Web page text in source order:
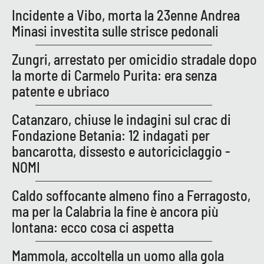
EDIZIONI
LOCALI
Catanzaro
Vibo Valentia
Reggio Calabria
Cosenza
Lamezia Terme
Incidente a Vibo, morta la 23enne Andrea
Minasi investita sulle strisce pedonali
Zungri, arrestato per omicidio stradale dopo
la morte di Carmelo Purita: era senza
patente e ubriaco
Catanzaro, chiuse le indagini sul crac di
Fondazione Betania: 12 indagati per
bancarotta, dissesto e autoriciclaggio -
NOMI
Caldo soffocante almeno fino a Ferragosto,
ma per la Calabria la fine è ancora più
lontana: ecco cosa ci aspetta
Mammola, accoltella un uomo alla gola